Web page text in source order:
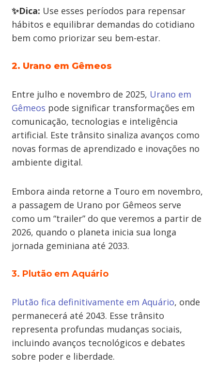
✨Dica: Use esses períodos para repensar
hábitos e equilibrar demandas do cotidiano
bem como priorizar seu bem-estar.
2. Urano em Gêmeos
Entre julho e novembro de 2025, Urano em
Gêmeos pode significar transformações em
comunicação, tecnologias e inteligência
artificial. Este trânsito sinaliza avanços como
novas formas de aprendizado e inovações no
ambiente digital.
Embora ainda retorne a Touro em novembro,
a passagem de Urano por Gêmeos serve
como um “trailer” do que veremos a partir de
2026, quando o planeta inicia sua longa
jornada geminiana até 2033.
3. Plutão em Aquário
Plutão fica definitivamente em Aquário, onde
permanecerá até 2043. Esse trânsito
representa profundas mudanças sociais,
incluindo avanços tecnológicos e debates
sobre poder e liberdade.